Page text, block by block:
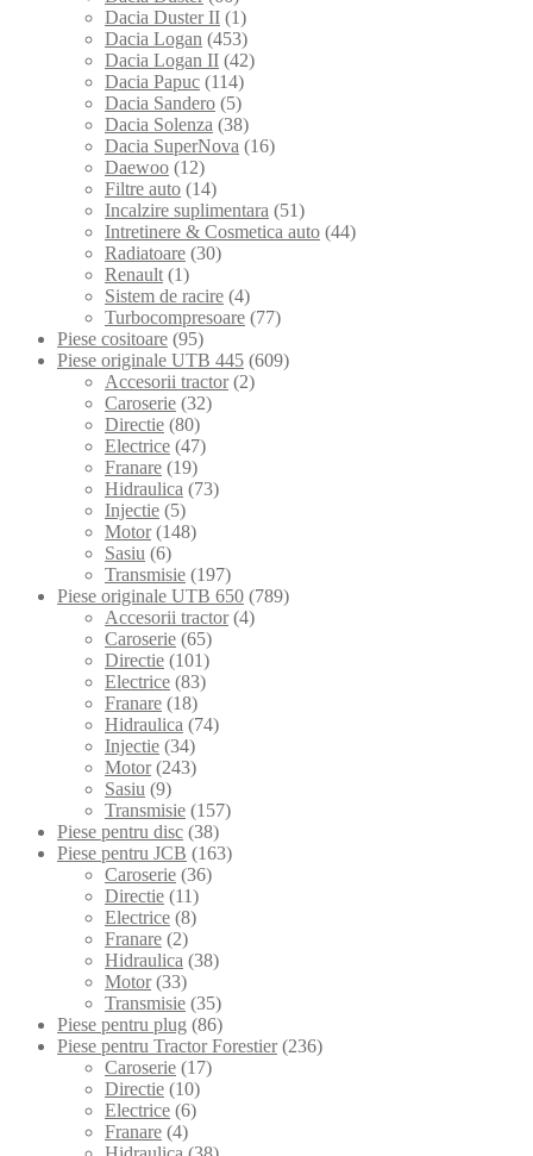
Dacia Duster II (1)
Dacia Logan (453)
Dacia Logan II (42)
Dacia Papuc (114)
Dacia Sandero (5)
Dacia Solenza (38)
Dacia SuperNova (16)
Daewoo (12)
Filtre auto (14)
Incalzire suplimentara (51)
Intretinere & Cosmetica auto (44)
Radiatoare (30)
Renault (1)
Sistem de racire (4)
Turbocompresoare (77)
Piese cositoare (95)
Piese originale UTB 445 (609)
Accesorii tractor (2)
Caroserie (32)
Directie (80)
Electrice (47)
Franare (19)
Hidraulica (73)
Injectie (5)
Motor (148)
Sasiu (6)
Transmisie (197)
Piese originale UTB 650 (789)
Accesorii tractor (4)
Caroserie (65)
Directie (101)
Electrice (83)
Franare (18)
Hidraulica (74)
Injectie (34)
Motor (243)
Sasiu (9)
Transmisie (157)
Piese pentru disc (38)
Piese pentru JCB (163)
Caroserie (36)
Directie (11)
Electrice (8)
Franare (2)
Hidraulica (38)
Motor (33)
Transmisie (35)
Piese pentru plug (86)
Piese pentru Tractor Forestier (236)
Caroserie (17)
Directie (10)
Electrice (6)
Franare (4)